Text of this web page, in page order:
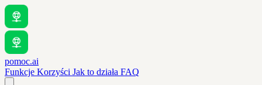
pomoc.ai
Funkcje Korzyści Jak to działa FAQ